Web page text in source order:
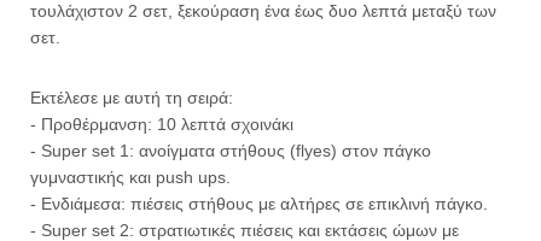
τουλάχιστον 2 σετ, ξεκούραση ένα έως δυο λεπτά μεταξύ των
σετ.
Εκτέλεσε με αυτή τη σειρά:
- Προθέρμανση: 10 λεπτά σχοινάκι
- Super set 1: ανοίγματα στήθους (flyes) στον πάγκο
γυμναστικής και push ups.
- Ενδιάμεσα: πιέσεις στήθους με αλτήρες σε επικλινή πάγκο.
- Super set 2: στρατιωτικές πιέσεις και εκτάσεις ώμων με